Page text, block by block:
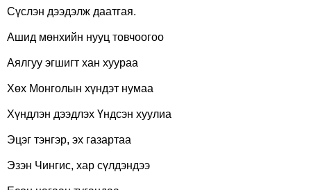
Сүслэн дээдэлж даатгая.
Ашид мөнхийн нууц товчоогоо
Аялгуу эгшигт хан хуураа
Хөх Монголын хүндэт нумаа
Хүндлэн дээдлэх Үндсэн хуулиа
Эцэг тэнгэр, эх газартаа
Эзэн Чингис, хар сүлдэндээ